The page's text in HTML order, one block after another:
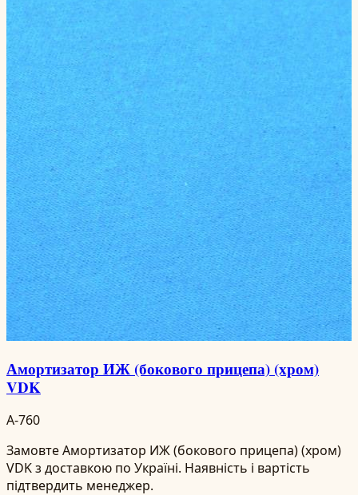
Амортизатор ИЖ (бокового прицепа) (хром)
VDK
A-760
Замовте Амортизатор ИЖ (бокового прицепа) (хром)
VDK з доставкою по Україні. Наявність і вартість
підтвердить менеджер.